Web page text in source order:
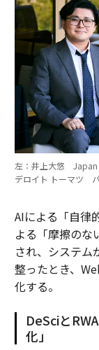
左：井上大悠 Japan
デロイト トーマツ
AIによる「自律
よる「摩擦のな
され、システム
整ったとき、
化する。
DeSciと
化」